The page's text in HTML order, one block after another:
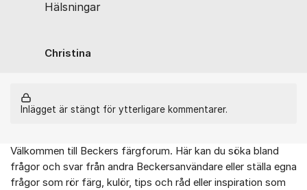
Hälsningar
Christina
Inlägget är stängt för ytterligare kommentarer.
Om forumet
Välkommen till Beckers färgforum. Här kan du söka bland
frågor och svar från andra Beckersanvändare eller ställa egna
frågor som rör färg, kulör, tips och råd eller inspiration som